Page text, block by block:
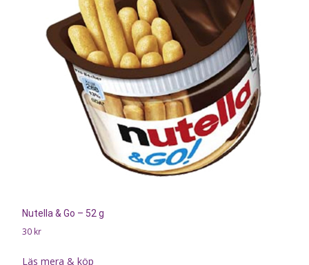
Nutella & Go – 52 g
30 kr
Läs mera & köp